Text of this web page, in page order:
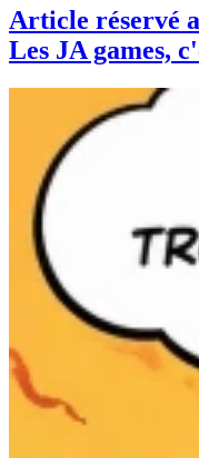
Article réservé
Les JA games,